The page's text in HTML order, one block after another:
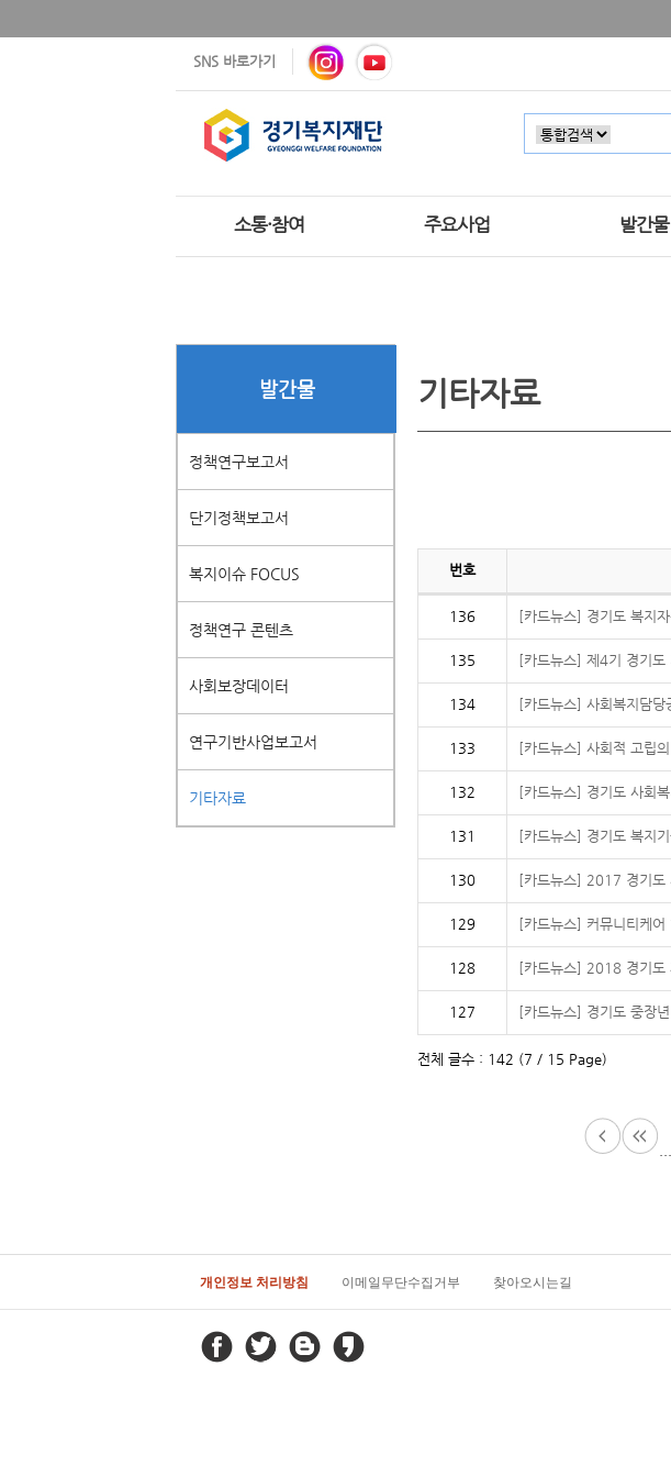
SNS 바로가기
소통·참여 주요사업 발간물
발간물
정책연구보고서
단기정책보고서
복지이슈 FOCUS
정책연구 콘텐츠
사회보장데이터
연구기반사업보고서
기타자료
기타자료
번호
136 [카드뉴스] 경기도 복지
135 [카드뉴스] 제4기 경기도
134 [카드뉴스] 사회복지담당
133 [카드뉴스] 사회적 고립
132 [카드뉴스] 경기도 사회
131 [카드뉴스] 경기도 복지
130 [카드뉴스] 2017 경기도
129 [카드뉴스] 커뮤니티케어
128 [카드뉴스] 2018 경기도
127 [카드뉴스] 경기도 중장
전체 글수 : 142 (7 / 15 Page)
개인정보 처리방침 이메일무단수집거부 찾아오시는길